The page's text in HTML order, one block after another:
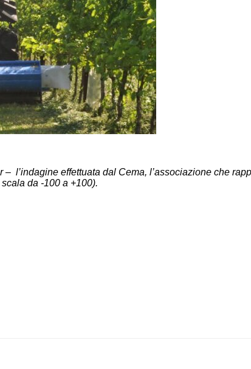
l’indagine effettuata dal Cema, l’associazione che
da -100 a +100).